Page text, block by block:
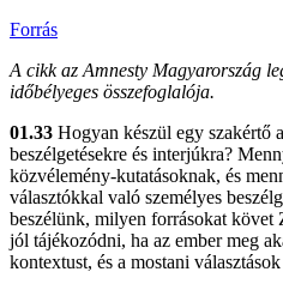
Forrás
A cikk az Amnesty Magyarország
időbélyeges összefoglalója.
01.33 Hogyan készül egy szakértő
beszélgetésekre és interjúkra?
közvélemény-kutatásoknak, és
választókkal való személyes
beszélünk, milyen forrásokat követ
jól tájékozódni, ha az ember meg
kontextust, és a mostani